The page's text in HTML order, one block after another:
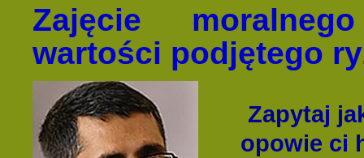
Zajęcie
wartości podjętego
Zapytaj
opowie ci